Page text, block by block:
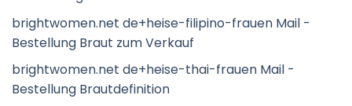
brightwomen.net de+heise-filipino-frauen Mail -
Bestellung Braut zum Verkauf
brightwomen.net de+heise-thai-frauen Mail -
Bestellung Brautdefinition